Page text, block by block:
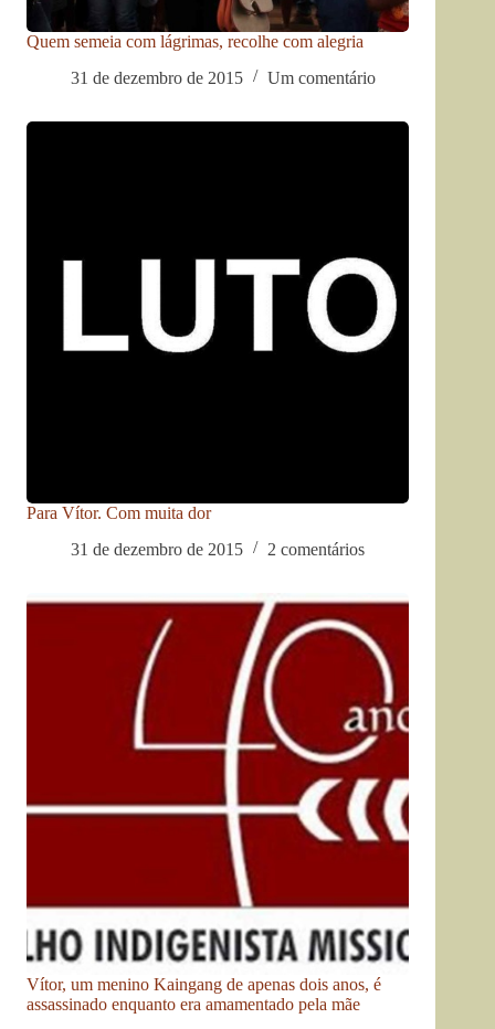
Quem semeia com lágrimas, recolhe com alegria
31 de dezembro de 2015
Um comentário
Para Vítor. Com muita dor
31 de dezembro de 2015
2 comentários
Vítor, um menino Kaingang de apenas dois anos, é
assassinado enquanto era amamentado pela mãe